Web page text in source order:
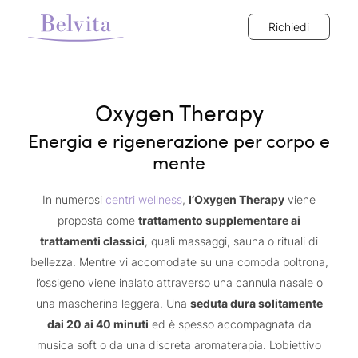
Richiedi
Oxygen Therapy
Energia e rigenerazione per corpo e
mente
In numerosi centri wellness, l’Oxygen Therapy viene
proposta come trattamento supplementare ai
trattamenti classici, quali massaggi, sauna o rituali di
bellezza. Mentre vi accomodate su una comoda poltrona,
l’ossigeno viene inalato attraverso una cannula nasale o
una mascherina leggera. Una seduta dura solitamente
dai 20 ai 40 minuti ed è spesso accompagnata da
musica soft o da una discreta aromaterapia. L’obiettivo